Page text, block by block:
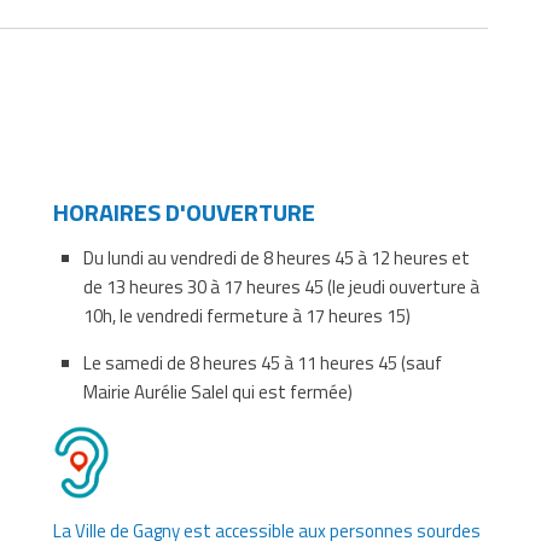
HORAIRES D'OUVERTURE
Du lundi au vendredi de 8 heures 45 à 12 heures et
de 13 heures 30 à 17 heures 45 (le jeudi ouverture à
10h, le vendredi fermeture à 17 heures 15)
Le samedi de 8 heures 45 à 11 heures 45 (sauf
Mairie Aurélie Salel qui est fermée)
La Ville de Gagny est accessible aux personnes sourdes